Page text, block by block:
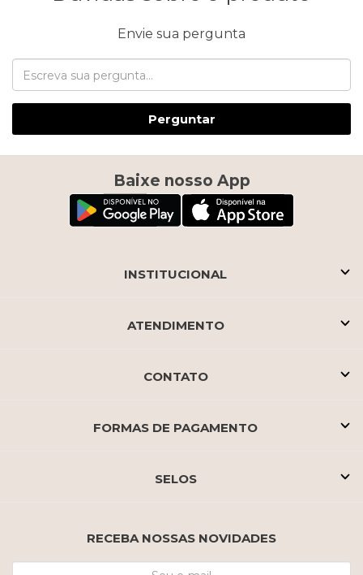
Envie sua pergunta
Perguntar
Baixe nosso App
INSTITUCIONAL
ATENDIMENTO
CONTATO
FORMAS DE PAGAMENTO
SELOS
RECEBA NOSSAS NOVIDADES